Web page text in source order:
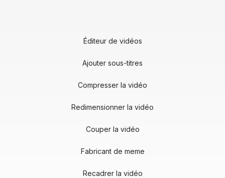
Éditeur de vidéos
Ajouter sous-titres
Compresser la vidéo
Redimensionner la vidéo
Couper la vidéo
Fabricant de meme
Recadrer la vidéo